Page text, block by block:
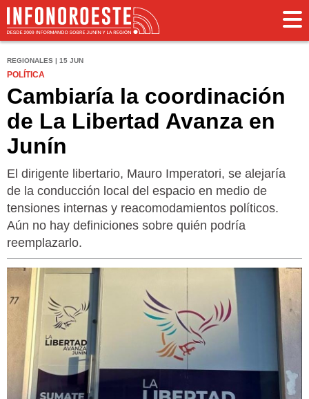
REGIONALES | 15 JUN
POLÍTICA
Cambiaría la coordinación
de La Libertad Avanza en
Junín
El dirigente libertario, Mauro Imperatori, se alejaría
de la conducción local del espacio en medio de
tensiones internas y reacomodamientos políticos.
Aún no hay definiciones sobre quién podría
reemplazarlo.